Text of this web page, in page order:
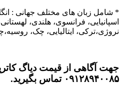
* شامل زبان های مختلف جهانی :
اسپانیایی، فرانسوی، هلندی،
نروژی،ترکی، ایتالیایی، چک،
۰۹۱۲۸۹۴۰۰۸۵ تماس بگیرید.